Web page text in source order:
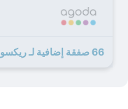
66 صفقة إضافية لـ ريكسوس بريميوم بودروم